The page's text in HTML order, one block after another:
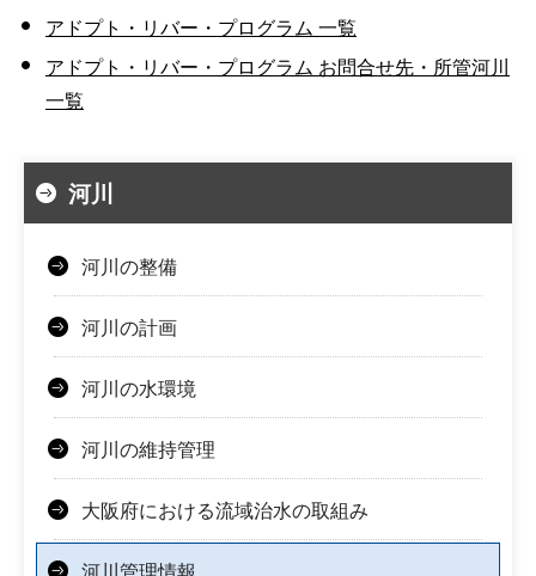
アドプト・リバー・プログラム 一覧
アドプト・リバー・プログラム お問合せ先・所管河川
一覧
河川
河川の整備
河川の計画
河川の水環境
河川の維持管理
大阪府における流域治水の取組み
河川管理情報